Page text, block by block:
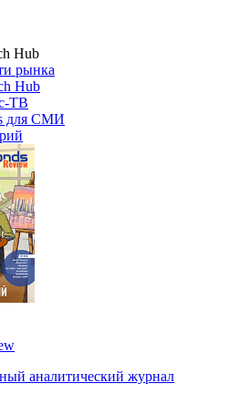
Hub
рынка
Hub
ТВ
для СМИ
аналитический журнал